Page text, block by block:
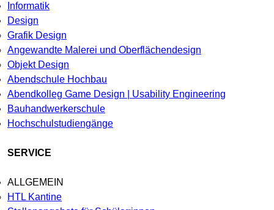
Informatik
Design
Grafik Design
Angewandte Malerei und Oberflächendesign
Objekt Design
Abendschule Hochbau
Abendkolleg Game Design | Usability Engineering
Bauhandwerkerschule
Hochschulstudiengänge
SERVICE
ALLGEMEIN
HTL Kantine